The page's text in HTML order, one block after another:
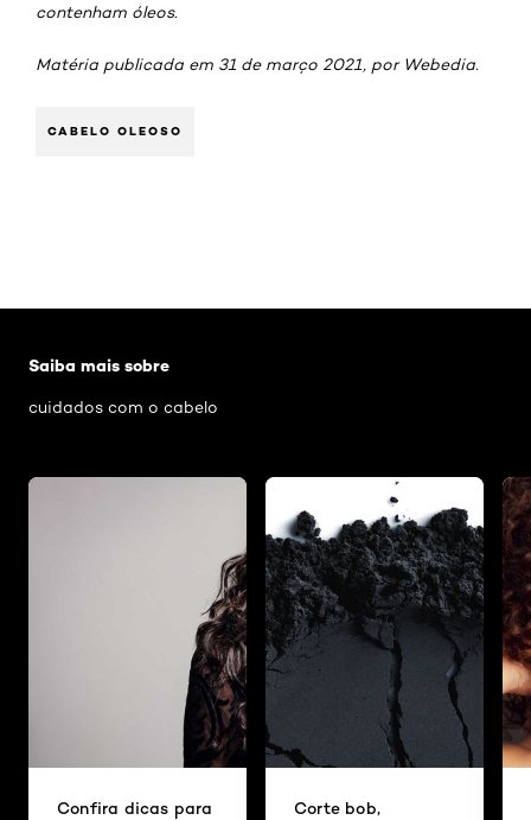
contenham óleos.
Matéria publicada em 31 de março 2021, por Webedia.
CABELO OLEOSO
Saiba mais sobre
cuidados com o cabelo
Confira dicas para
Corte bob,